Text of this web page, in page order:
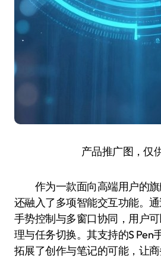
产品推广图，仅
作为一款面向高端用户的旗
还融入了多项智能交互功能。通
手势控制与多窗口协同，用户
理与任务切换。其支持的S Pen
拓展了创作与笔记的可能，让